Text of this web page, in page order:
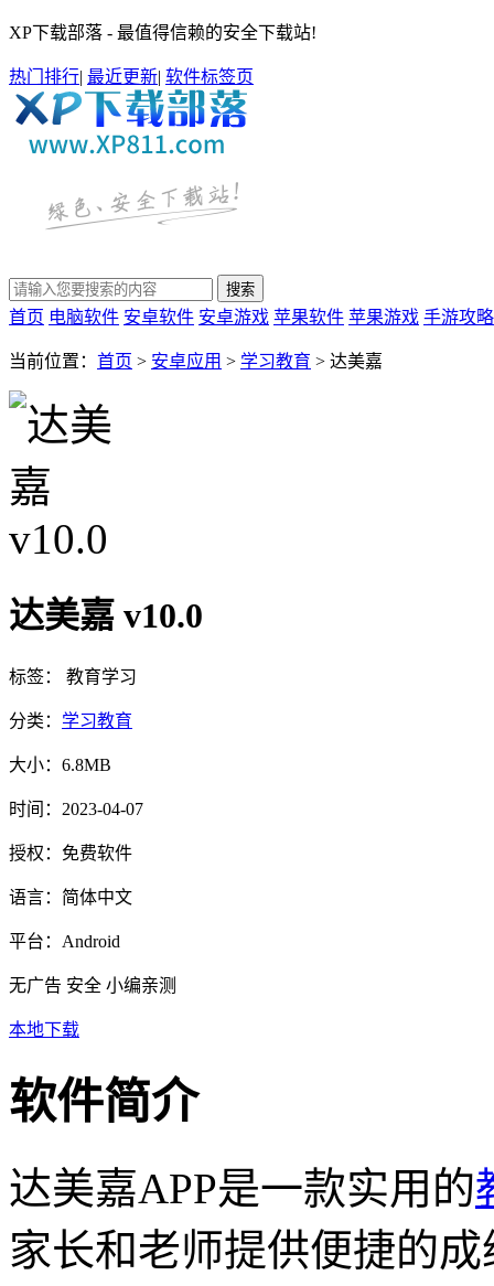
XP下载部落 - 最值得信赖的安全下载站!
热门排行| 最近更新| 软件标签页
首页 电脑软件 安卓软件 安卓游戏 苹果软件 苹果游戏 手游攻略
当前位置： 首页 > 安卓应用 > 学习教育 > 达美嘉
达美嘉 v10.0
标签： 教育学习
分类： 学习教育
大小： 6.8MB
时间： 2023-04-07
授权： 免费软件
语言： 简体中文
平台： Android
无广告 安全 小编亲测
本地下载
软件简介
达美嘉APP是一款实用的
家长和老师提供便捷的